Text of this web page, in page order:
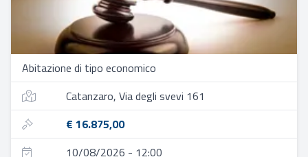
Abitazione di tipo economico
Catanzaro, Via degli svevi 161
€ 16.875,00
10/08/2026 - 12:00